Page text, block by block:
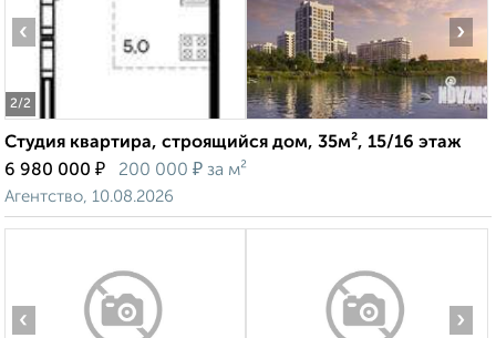
2/2
‹ ›
Студия квартира, строящийся дом, 35м², 15/16 этаж
6 980 000 ₽ 200 000 ₽ за м²
Агентство, 10.08.2026
‹ ›